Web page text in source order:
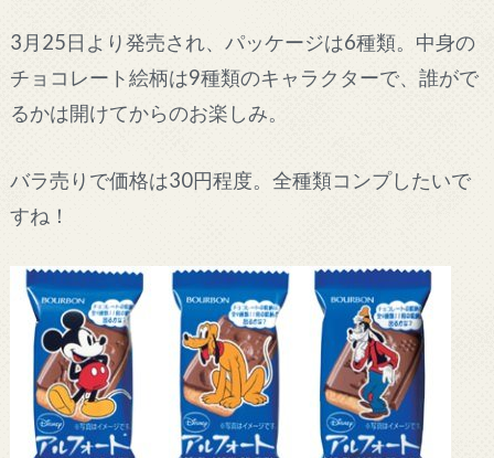
3月25日より発売され、パッケージは6種類。中身の
チョコレート絵柄は9種類のキャラクターで、誰がで
るかは開けてからのお楽しみ。
バラ売りで価格は30円程度。全種類コンプしたいで
すね！